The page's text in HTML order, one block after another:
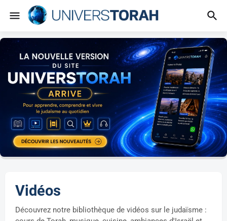
Vidéos
Découvrez notre bibliothèque de vidéos sur le judaïsme :